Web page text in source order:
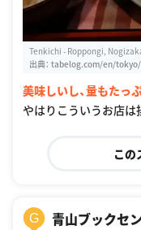
Tenkichi - Roppongi,
出典： tabelog.com/en/
美味しいし、量もたっぷ
やはりこういうお店は
この
G 青山ブックセ